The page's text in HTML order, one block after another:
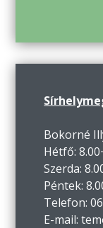
Bokorné
Hétfő:
Szerda:
Péntek:
Telefon:
E-mail: